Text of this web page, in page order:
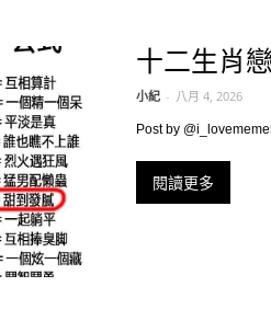
十二生肖
小紀 - 八月 4, 2026
Post by
閱讀更多